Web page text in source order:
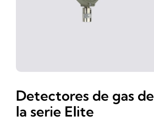
Detectores de gas de
la serie Elite